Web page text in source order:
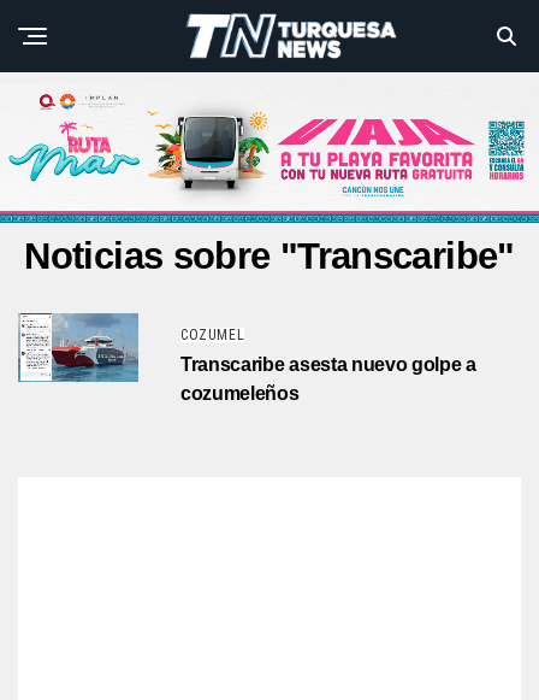
Noticias sobre "Transcaribe"
COZUMEL
Transcaribe asesta nuevo golpe a
cozumeleños